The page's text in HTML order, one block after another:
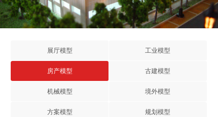
展厅模型 工业模型
房产模型 古建模型
机械模型 境外模型
方案模型 规划模型